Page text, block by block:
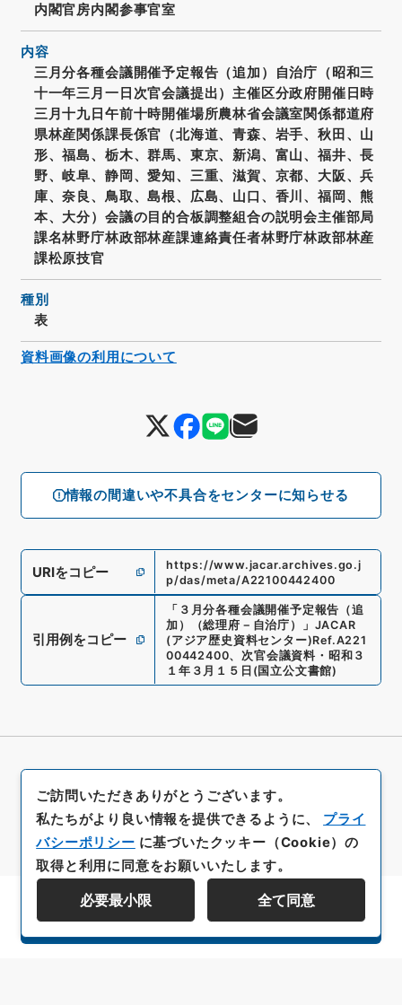
情報の間違いや不具合をセンターに知らせる
内閣官房内閣参事官室
内容
三月分各種会議開催予定報告（追加）自治庁（昭和三
十一年三月一日次官会議提出）主催区分政府開催日時
三月十九日午前十時開催場所農林省会議室関係都道府
県林産関係課長係官（北海道、青森、岩手、秋田、山
形、福島、栃木、群馬、東京、新潟、富山、福井、長
野、岐阜、静岡、愛知、三重、滋賀、京都、大阪、兵
庫、奈良、鳥取、島根、広島、山口、香川、福岡、熊
本、大分）会議の目的合板調整組合の説明会主催部局
課名林野庁林政部林産課連絡責任者林野庁林政部林産
課松原技官
種別
表
URIをコピー
https://www.jacar.archives.go.j
p/das/meta/A22100442400
引用例をコピー
「 ３月分各種会議開催予定報告（追
加）（総理府－自治庁）
」 JACAR
(アジア歴史資料センター)Ref.A221
00442400、 次官会議資料・昭和３
１年３月１５日 (国立公文書館)
資料画像の利用について
資料群階層を表示する
ご訪問いただきありがとうございます。
私たちがより良い情報を提供できるように、 プライ
バシーポリシー に基づいたクッキー（Cookie）の
取得と利用に同意をお願いいたします。
必要最小限 全て同意